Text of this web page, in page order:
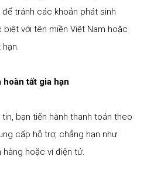
tránh các khoản phát sinh
với tên miền Việt Nam hoặc
hạn.
hoàn tất gia hạn
bạn tiến hành thanh toán theo
cấp hỗ trợ, chẳng hạn như
hàng hoặc ví điện tử.